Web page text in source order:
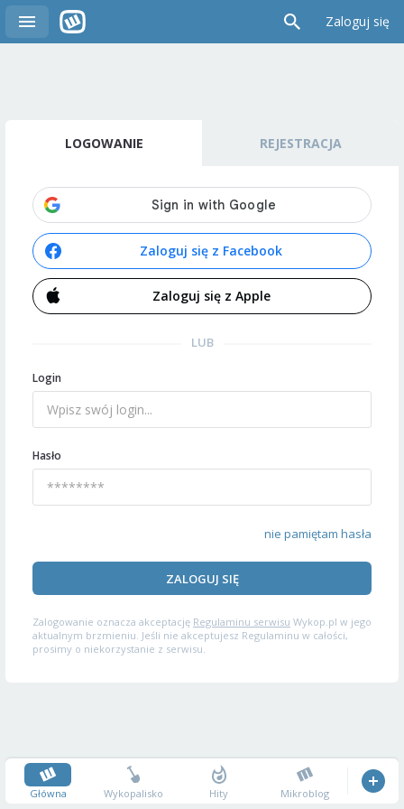
Zaloguj się
LOGOWANIE REJESTRACJA
Zaloguj się z Facebook
Zaloguj się z Apple
LUB
Login
Hasło
nie pamiętam hasła
ZALOGUJ SIĘ
Zalogowanie oznacza akceptację Regulaminu serwisu Wykop.pl w jego
aktualnym brzmieniu. Jeśli nie akceptujesz Regulaminu w całości,
prosimy o niekorzystanie z serwisu.
Główna Wykopalisko Hity Mikroblog